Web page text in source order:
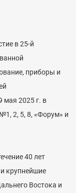
в 25-й
приборы и
мая 2025 г. в
2, 5, 8, «Форум» и
40 лет
крупнейшие
Востока и